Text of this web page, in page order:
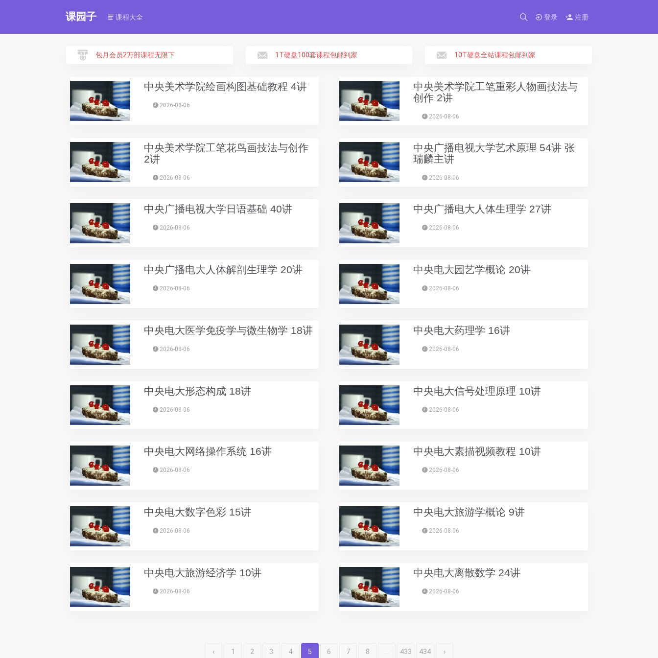
课园子 课程大全 登录 注册
包月会员2万部课程无限下 1T硬盘100套课程包邮到家 10T硬盘全站课程包邮到家
中央美术学院绘画构图基础教程 4讲
2026-08-06
中央美术学院工笔重彩人物画技法与
创作 2讲
2026-08-06
中央美术学院工笔花鸟画技法与创作
2讲
2026-08-06
中央广播电视大学艺术原理 54讲 张
瑞麟主讲
2026-08-06
中央广播电视大学日语基础 40讲
2026-08-06
中央广播电大人体生理学 27讲
2026-08-06
中央广播电大人体解剖生理学 20讲
2026-08-06
中央电大园艺学概论 20讲
2026-08-06
中央电大医学免疫学与微生物学 18讲
2026-08-06
中央电大药理学 16讲
2026-08-06
中央电大形态构成 18讲
2026-08-06
中央电大信号处理原理 10讲
2026-08-06
中央电大网络操作系统 16讲
2026-08-06
中央电大素描视频教程 10讲
2026-08-06
中央电大数字色彩 15讲
2026-08-06
中央电大旅游学概论 9讲
2026-08-06
中央电大旅游经济学 10讲
2026-08-06
中央电大离散数学 24讲
2026-08-06
‹ 1 2 3 4 5 6 7 8 433 434 ›